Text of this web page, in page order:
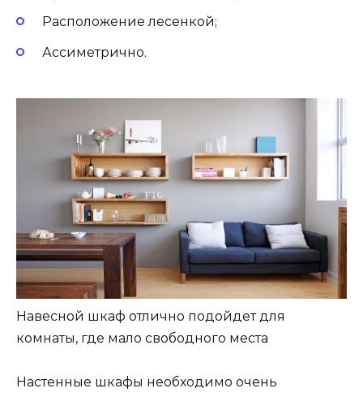
Расположение лесенкой;
Ассиметрично.
Навесной шкаф отлично подойдет для
комнаты, где мало свободного места
Настенные шкафы необходимо очень